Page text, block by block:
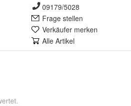
09179/5028
Frage stellen
Verkäufer merken
Alle Artikel